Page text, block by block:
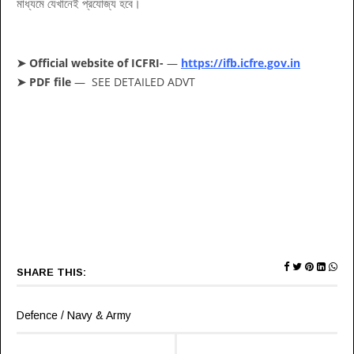
মাধ্যমে যেখানেই প্রযোজ্য হবে।
➤ Official website of ICFRI- — https://ifb.icfre.gov.in
➤ PDF file — SEE DETAILED ADVT
SHARE THIS:
Defence / Navy & Army